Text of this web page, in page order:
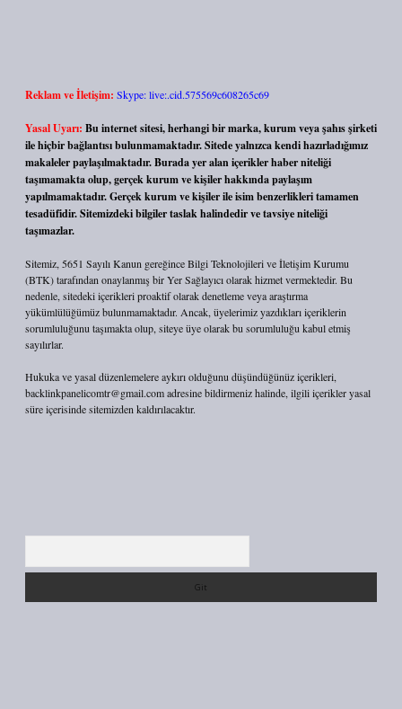
Reklam ve İletişim: Skype: live:.cid.575569c608265c69
Yasal Uyarı: Bu internet sitesi, herhangi bir marka, kurum veya şahıs şirketi
ile hiçbir bağlantısı bulunmamaktadır. Sitede yalnızca kendi hazırladığımız
makaleler paylaşılmaktadır. Burada yer alan içerikler haber niteliği
taşımamakta olup, gerçek kurum ve kişiler hakkında paylaşım
yapılmamaktadır. Gerçek kurum ve kişiler ile isim benzerlikleri tamamen
tesadüfidir. Sitemizdeki bilgiler taslak halindedir ve tavsiye niteliği
taşımazlar.
Sitemiz, 5651 Sayılı Kanun gereğince Bilgi Teknolojileri ve İletişim Kurumu
(BTK) tarafından onaylanmış bir Yer Sağlayıcı olarak hizmet vermektedir. Bu
nedenle, sitedeki içerikleri proaktif olarak denetleme veya araştırma
yükümlülüğümüz bulunmamaktadır. Ancak, üyelerimiz yazdıkları içeriklerin
sorumluluğunu taşımakta olup, siteye üye olarak bu sorumluluğu kabul etmiş
sayılırlar.
Hukuka ve yasal düzenlemelere aykırı olduğunu düşündüğünüz içerikleri,
backlinkpanelicomtr@gmail.comadresine bildirmeniz halinde, ilgili içerikler yasal
süre içerisinde sitemizden kaldırılacaktır.